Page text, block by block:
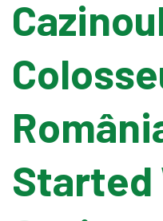
Flow Wrapping
Started